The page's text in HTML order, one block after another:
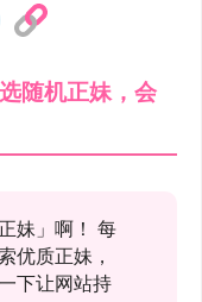
随机正妹，会
妹」啊！ 每
优质正妹，
下让网站持